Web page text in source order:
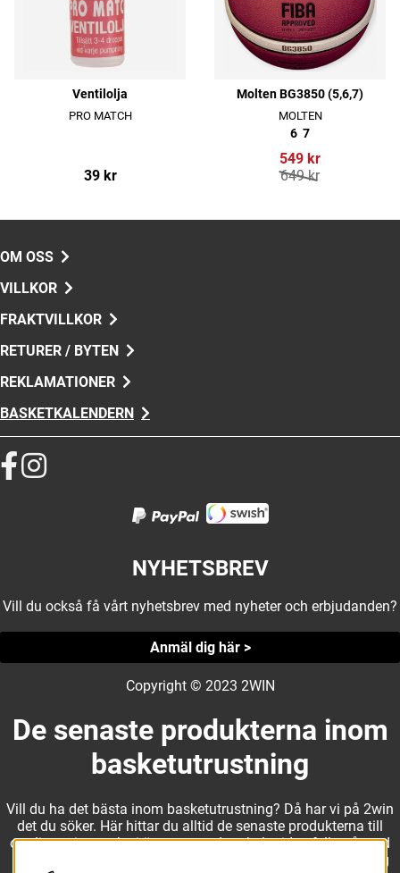
Ventilolja
PRO MATCH
39 kr
Molten BG3850 (5,6,7)
MOLTEN
6 7
549 kr
649 kr
OM OSS
VILLKOR
FRAKTVILLKOR
RETURER / BYTEN
REKLAMATIONER
BASKETKALENDERN
NYHETSBREV
Vill du också få vårt nyhetsbrev med nyheter och erbjudanden?
Anmäl dig här >
Copyright © 2023 2WIN
De senaste produkterna inom
basketutrustning
Vill du ha det bästa inom basketutrustning? Då har vi på 2win
det du söker. Här hittar du alltid de senaste produkterna till
otroliga priser, och vi är noga med att hela tiden fylla på med
nyheter i webbshopen. Det gör oss till ett naturligt val för dig